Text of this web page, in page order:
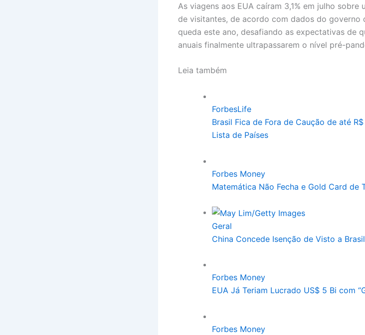
As viagens aos EUA caíram 3,1% em julho sobre
de visitantes, de acordo com dados do governo
queda este ano, desafiando as expectativas de
anuais finalmente ultrapassarem o nível pré-
Leia também
ForbesLife
Brasil Fica de Fora de Caução de até
Lista de Países
Forbes Money
Matemática Não Fecha e Gold Card de
Geral
China Concede Isenção de Visto a
Forbes Money
EUA Já Teriam Lucrado US$ 5 Bi com
Forbes Money